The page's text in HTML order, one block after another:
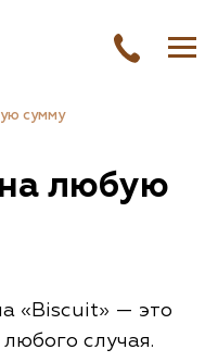
сумму
любую
«Biscuit» — это
случая.